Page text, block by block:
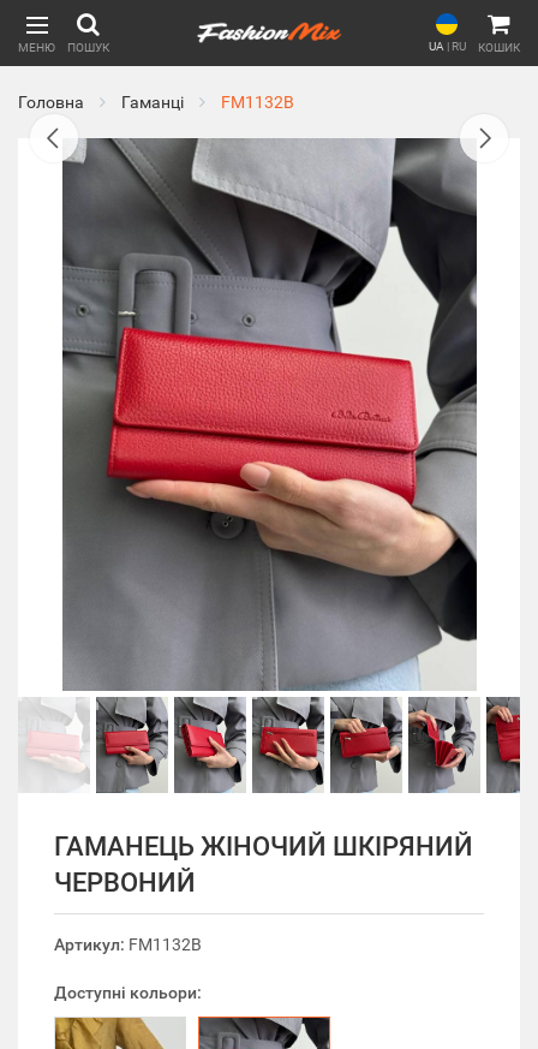
МЕНЮ ПОШУК UA | RU КОШИК
Головна Гаманці FM1132B
ГАМАНЕЦЬ ЖІНОЧИЙ ШКІРЯНИЙ
ЧЕРВОНИЙ
Артикул: FM1132B
Доступні кольори: